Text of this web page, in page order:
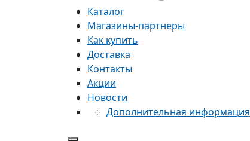
Каталог
Магазины-партнеры
Как купить
Доставка
Контакты
Акции
Новости
Дополнительная информация